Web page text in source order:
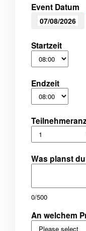
Event Datum
Startzeit
Endzeit
Was planst
0/500
An welchem